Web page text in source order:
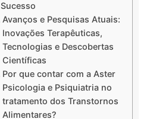
Sucesso
Avanços e Pesquisas Atuais:
Inovações Terapêuticas,
Tecnologias e Descobertas
Científicas
Por que contar com a Aster
Psicologia e Psiquiatria no
tratamento dos Transtornos
Alimentares?